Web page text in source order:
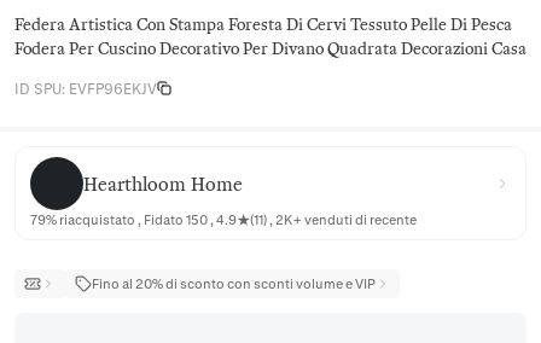
Federa Artistica Con Stampa Foresta Di Cervi Tessuto Pelle Di Pesca
Fodera Per Cuscino Decorativo Per Divano Quadrata Decorazioni Casa
ID SPU: EVFP96EKJV
Hearthloom Home
Hearthloom Home
79% riacquistato , Fidato 150 , 4.9★(11) , 2K+ venduti di recente
Fino al 20% di sconto con sconti volume e VIP